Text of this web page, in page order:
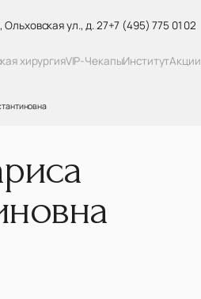
Ольховская ул., д. 27+7 (495) 775 01 02
хирургияVIP-ЧекапыИнститутАкции